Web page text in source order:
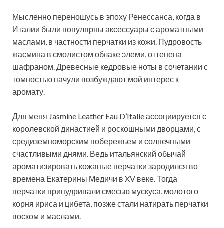
Мысленно переношусь в эпоху Ренессанса, когда в
Италии были популярны аксессуары с ароматными
маслами, в частности перчатки из кожи. Пудровость
жасмина в смолистом облаке элеми, оттенена
шафраном. Древесные кедровые ноты в сочетании с
томностью пачули возбуждают мой интерес к
аромату.
Для меня Jasmine Leather Eau D’Italie ассоциируется с
королевской династией и роскошными дворцами, с
средиземноморским побережьем и солнечными
счастливыми днями. Ведь итальянский обычай
ароматизировать кожаные перчатки зародился во
времена Екатерины Медичи в XV веке. Тогда
перчатки припудривали смесью мускуса, молотого
корня ириса и цибета, позже стали натирать перчатки
воском и маслами.